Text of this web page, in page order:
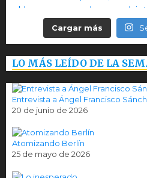
Cargar más
LO MÁS LEÍDO DE LA
Entrevista a Ángel Francisco
20 de junio de 2026
Atomizando Berlín
25 de mayo de 2026